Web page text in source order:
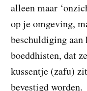
alleen maar
op je omgeving,
beschuldiging aan
boeddhisten, dat
kussentje (zafu)
bevestigd worden.